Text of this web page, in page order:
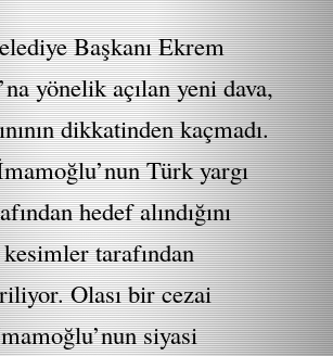
Başkanı Ekrem
yönelik açılan yeni dava,
dikkatinden kaçmadı.
Türk yargı
hedef alındığını
tarafından
Olası bir cezai
siyasi